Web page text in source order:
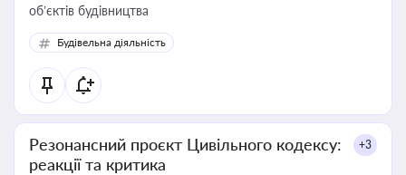
об’єктів будівництва
Будівельна діяльність
Резонансний проєкт Цивільного кодексу:
реакції та критика
+3